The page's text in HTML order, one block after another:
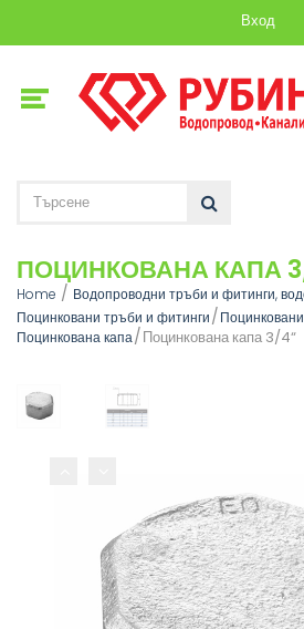
Вход
ПОЦИНКОВАНА КАПА
Home
Водопроводни тръби и фитинги,
Поцинковани тръби и фитинги
Поцинкована капа Поцинкована капа 3/4“